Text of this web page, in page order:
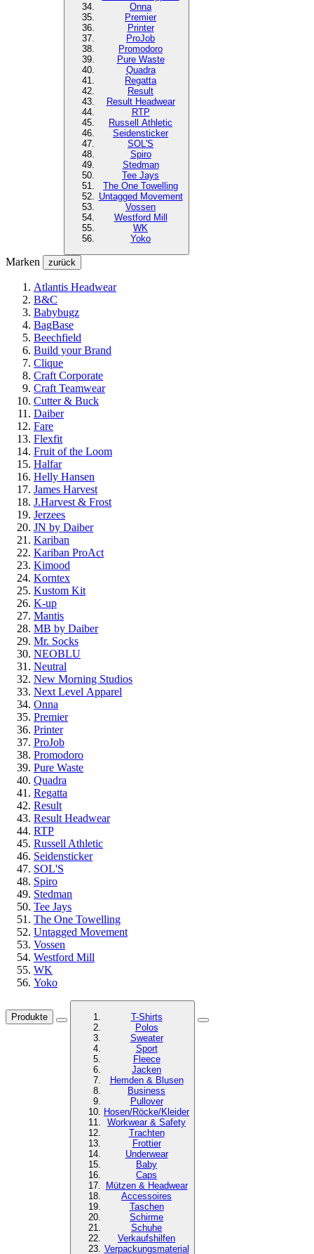
Onna
Premier
Printer
ProJob
Promodoro
Pure Waste
Quadra
Regatta
Result
Result Headwear
RTP
Russell Athletic
Seidensticker
SOL'S
Spiro
Stedman
Tee Jays
The One Towelling
Untagged Movement
Vossen
Westford Mill
WK
Yoko
Marken zurück
Atlantis Headwear
B&C
Babybugz
BagBase
Beechfield
Build your Brand
Clique
Craft Corporate
Craft Teamwear
Cutter & Buck
Daiber
Fare
Flexfit
Fruit of the Loom
Halfar
Helly Hansen
James Harvest
J.Harvest & Frost
Jerzees
JN by Daiber
Kariban
Kariban ProAct
Kimood
Korntex
Kustom Kit
K-up
Mantis
MB by Daiber
Mr. Socks
NEOBLU
Neutral
New Morning Studios
Next Level Apparel
Onna
Premier
Printer
ProJob
Promodoro
Pure Waste
Quadra
Regatta
Result
Result Headwear
RTP
Russell Athletic
Seidensticker
SOL'S
Spiro
Stedman
Tee Jays
The One Towelling
Untagged Movement
Vossen
Westford Mill
WK
Yoko
Produkte
T-Shirts
Polos
Sweater
Sport
Fleece
Jacken
Hemden & Blusen
Business
Pullover
Hosen/Röcke/Kleider
Workwear & Safety
Trachten
Frottier
Underwear
Baby
Caps
Mützen & Headwear
Accessoires
Taschen
Schirme
Schuhe
Verkaufshilfen
Verpackungsmaterial